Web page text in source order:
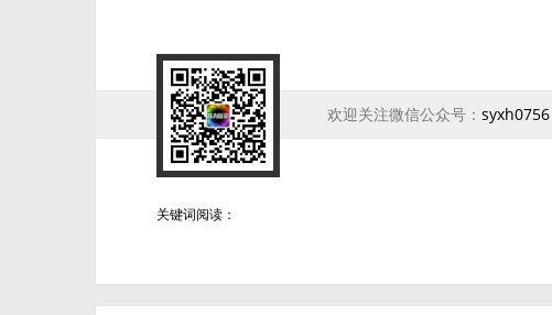
欢迎关注微信公众号：syxh0756
关键词阅读：